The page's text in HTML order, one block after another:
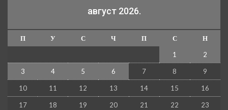
август 2026.
П У С Ч П С
Н
1
2
3 4 5 6 7 8 9
10 11 12 13 14 15 16
17 18 19 20 21 22 23